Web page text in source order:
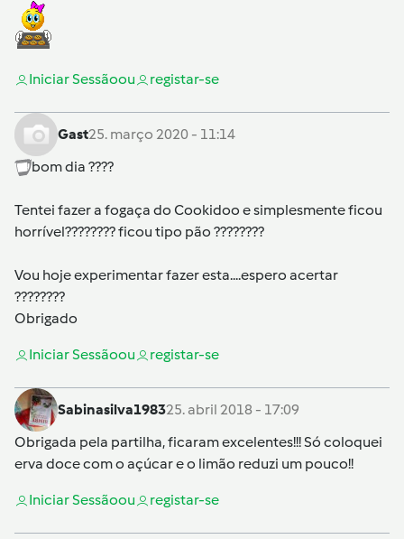
Iniciar Sessãoou registar-se
Gast25. março 2020 - 11:14
bom dia ????
Tentei fazer a fogaça do Cookidoo e simplesmente ficou
horrível???????? ficou tipo pão ????????
Vou hoje experimentar fazer esta....espero acertar
????????
Obrigado
Iniciar Sessãoou registar-se
Sabinasilva198325. abril 2018 - 17:09
Obrigada pela partilha, ficaram excelentes!!! Só coloquei
erva doce com o açúcar e o limão reduzi um pouco!!
Iniciar Sessãoou registar-se